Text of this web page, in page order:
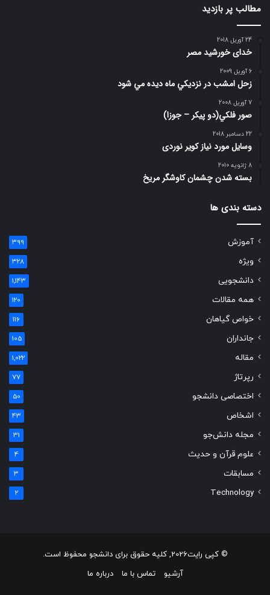
مطالب پر بازدید
24 آوریل 2018
خدای خورشید مصر
6 آوریل 2009
زحل امشب در نزديكي ماه ديده مي شود
7 آوریل 2008
صور فلكي(دو پیکر – جوزا)
22 دسامبر 2018
وسایل مورد نیاز کویر نوردی
8 ژانویه 2010
بسته شدن چشمان کاوشگر مريخ
دسته بندی ها
آموزش 399
ویژه 328
دانشجویی 1,143
همه مقالات 120
خواص گیاهان 116
جانداران 105
مقاله 1,022
رپرتاژ 77
اختصاصی دانشجو 50
اشخاص 43
مجله دانش‌جو 31
علوم قرآن و حدیث 4
مسابقات 3
Technology
2
© کپی رایت2026, کلیه حقوق برای دانشجو محفوظ است.
آرشیو
تماس با ما درباره ما